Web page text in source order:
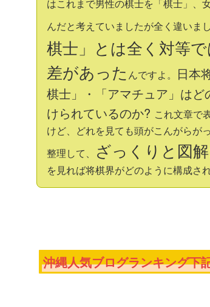
はこれまで男性の棋士を「棋士」、
んだと考えていましたが全く違いまし
棋士」とは全く対等
差があった んですよ。
日本
棋士」・「アマチュア」は
けられているのか? これ文章で
けど、どれを見ても頭がこんがらが
整理して、
ざっくりと図
を見れば将棋界がどのように構成さ
沖縄人気ブログランキング下